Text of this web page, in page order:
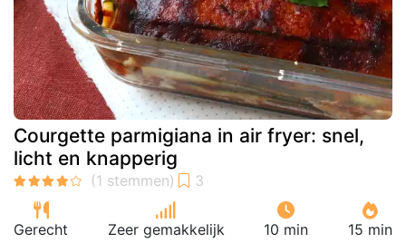
Courgette parmigiana in air fryer: snel,
licht en knapperig
Gerecht Zeer gemakkelijk 10 min 15 min